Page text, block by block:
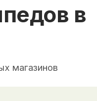
в
магазинов